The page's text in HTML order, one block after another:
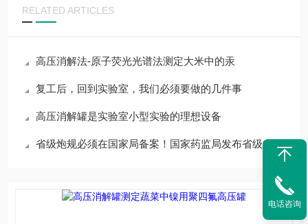
RELATED ARTICLES
高压消解法-原子荧光光谱法测定大米中的汞
复工后，回到实验室，我们必须要做的几件事
高压消解罐是实验室小型实验的理想设备
省级炮规必须在国家局备案！国家药监局发布省级中药饮片炮制规范备案要求通
电话咨询